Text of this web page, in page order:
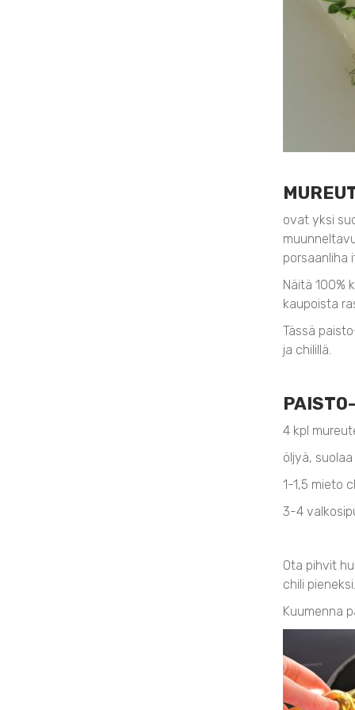
ovat yksi
porsaanliha
Näitä 100%
kaupoista
Tässä
ja chilillä.
4 kpl
öljyä,
1-1,5 mieto
3-4
Ota pihvit
chili pieneksi.
Kuumenna